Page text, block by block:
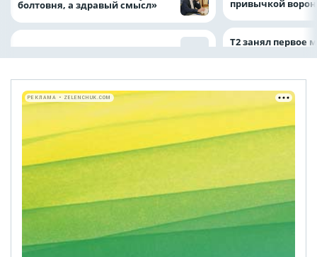
болтовня, а здравый смысл» привычкой
Т2 занял первое
РЕКЛАМА • ZELENCHUK.COM